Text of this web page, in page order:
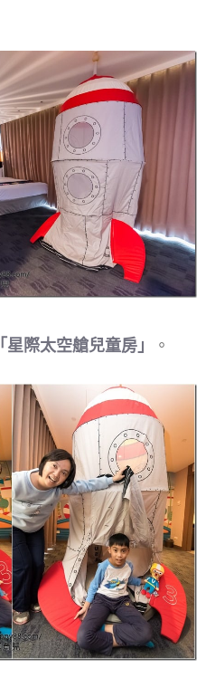
「星際太空艙兒童房」 。